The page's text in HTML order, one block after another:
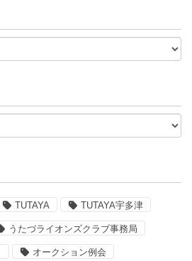
TUTAYA TUTAYA宇多津
うたづライオンズクラブ事務局
オークション例会